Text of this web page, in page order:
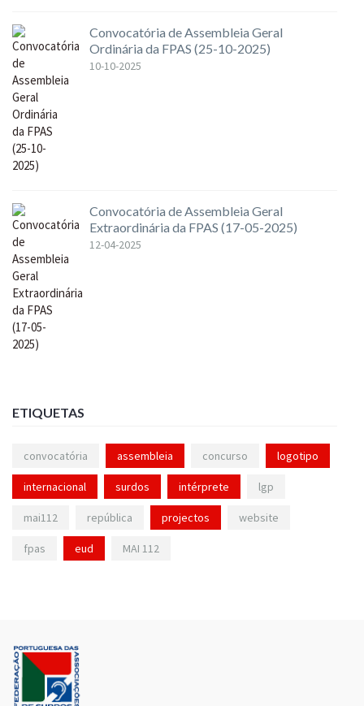
Convocatória de Assembleia Geral
Ordinária da FPAS (25-10-2025)
10-10-2025
Convocatória de Assembleia Geral
Extraordinária da FPAS (17-05-2025)
12-04-2025
ETIQUETAS
convocatória assembleia concurso logotipo
internacional surdos intérprete lgp
mai112 república projectos website
fpas eud MAI 112